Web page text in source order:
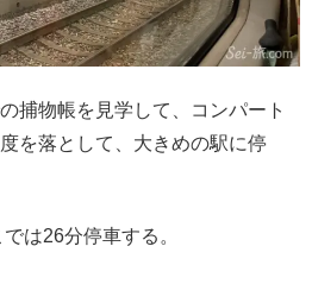
捕物帳を見学して、コンパート
を落として、大きめの駅に停
は26分停車する。